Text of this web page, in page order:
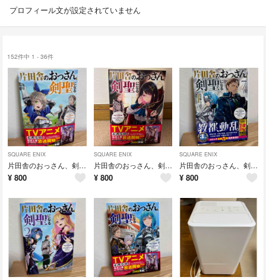
プロフィール文が設定されていません
152件中 1 - 36件
SQUARE ENIX
片田舎のおっさん、剣聖になる５
¥ 800
SQUARE ENIX
片田舎のおっさん、剣聖になる４
¥ 800
SQUARE ENIX
片田舎のおっさん、剣聖になる７
¥ 800